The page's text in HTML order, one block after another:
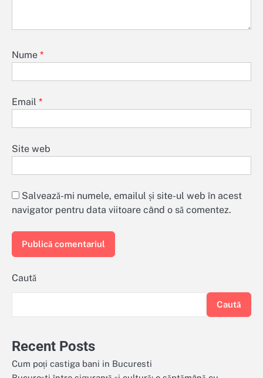
Nume *
Email *
Site web
Salvează-mi numele, emailul și site-ul web în acest
navigator pentru data viitoare când o să comentez.
Caută
Caută
Recent Posts
Cum poți castiga bani in Bucuresti